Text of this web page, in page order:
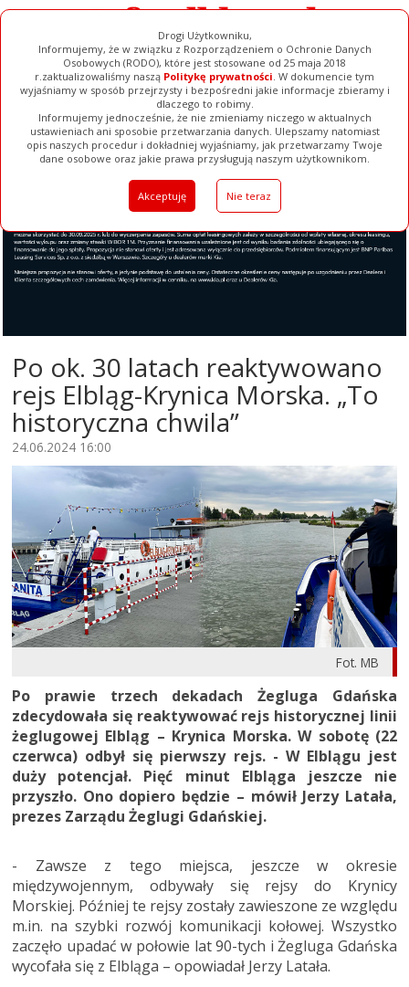
Drogi Użytkowniku,
Informujemy, że w związku z Rozporządzeniem o Ochronie Danych
Osobowych (RODO), które jest stosowane od 25 maja 2018
r.zaktualizowaliśmy naszą Politykę prywatności. W dokumencie tym
wyjaśniamy w sposób przejrzysty i bezpośredni jakie informacje zbieramy i
dlaczego to robimy.
Informujemy jednocześnie, że nie zmieniamy niczego w aktualnych
ustawieniach ani sposobie przetwarzania danych. Ulepszamy natomiast
opis naszych procedur i dokładniej wyjaśniamy, jak przetwarzamy Twoje
dane osobowe oraz jakie prawa przysługują naszym użytkownikom.
Akceptuję Nie teraz
Ogłoszenia Filmy Galerie Baza Firm Pełna Wersja
Po ok. 30 latach reaktywowano
rejs Elbląg-Krynica Morska. „To
historyczna chwila”
24.06.2024 16:00
Fot. MB
Po prawie trzech dekadach Żegluga Gdańska
zdecydowała się reaktywować rejs historycznej linii
żeglugowej Elbląg – Krynica Morska. W sobotę (22
czerwca) odbył się pierwszy rejs. - W Elblągu jest
duży potencjał. Pięć minut Elbląga jeszcze nie
przyszło. Ono dopiero będzie – mówił Jerzy Latała,
prezes Zarządu Żeglugi Gdańskiej.
- Zawsze z tego miejsca, jeszcze w okresie
międzywojennym, odbywały się rejsy do Krynicy
Morskiej. Później te rejsy zostały zawieszone ze względu
m.in. na szybki rozwój komunikacji kołowej. Wszystko
zaczęło upadać w połowie lat 90-tych i Żegluga Gdańska
wycofała się z Elbląga – opowiadał Jerzy Latała.